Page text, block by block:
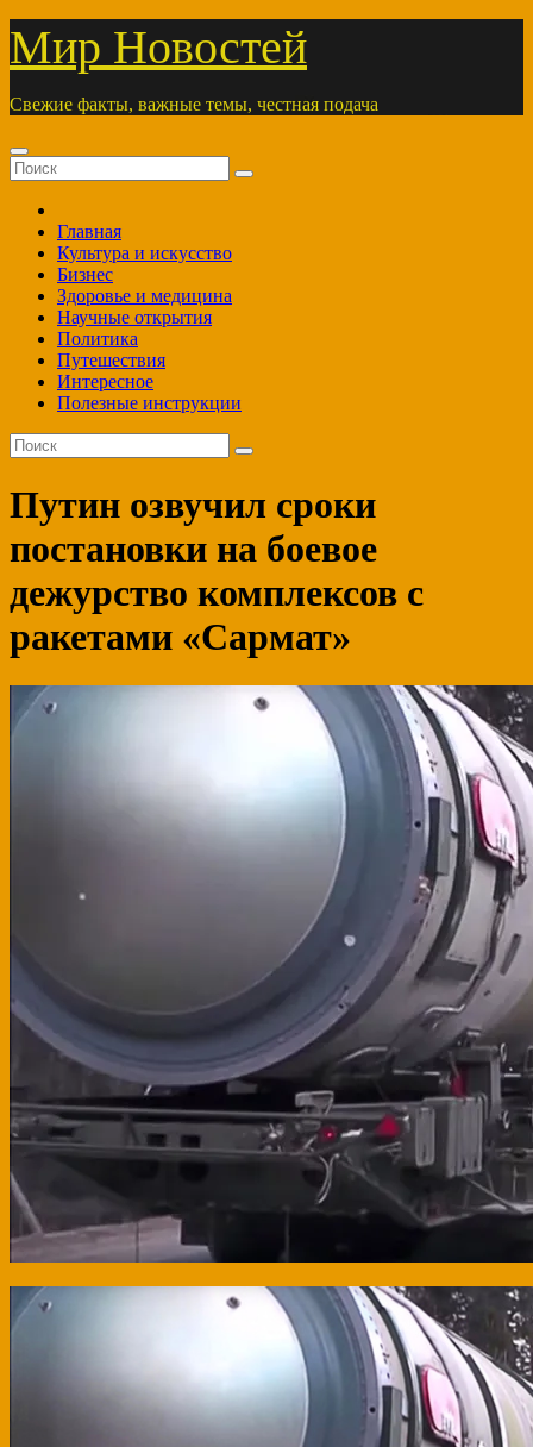
Перейти
содержимому
Мир Новостей
Свежие факты, важные темы, честная подача
Главная
Культура и искусство
Бизнес
Здоровье и медицина
Научные открытия
Политика
Путешествия
Интересное
Полезные инструкции
Путин озвучил сроки
постановки на боевое
дежурство комплексов с
ракетами «Сармат»